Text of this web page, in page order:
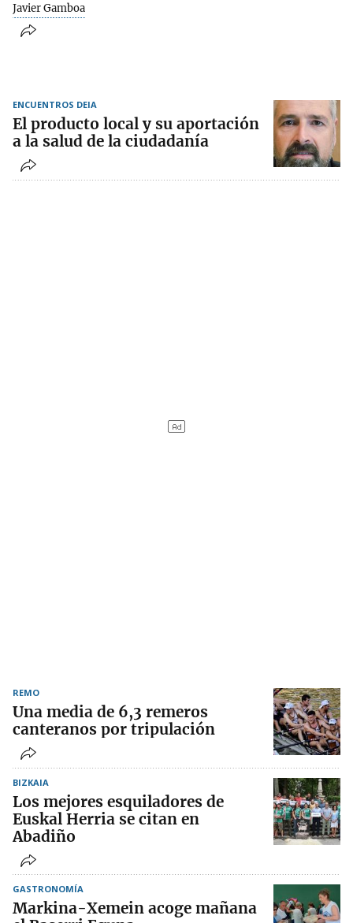
Javier Gamboa
ENCUENTROS DEIA
El producto local y su aportación
a la salud de la ciudadanía
REMO
Una media de 6,3 remeros
canteranos por tripulación
BIZKAIA
Los mejores esquiladores de
Euskal Herria se citan en
Abadiño
GASTRONOMÍA
Markina-Xemein acoge mañana